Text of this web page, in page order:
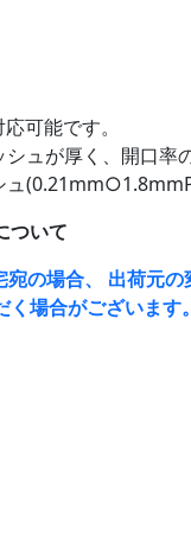
可能です。
ュが厚く、開口率
ついて
の場合、 出荷元
場合がございます。